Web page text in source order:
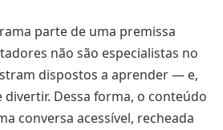
parte de uma premissa
não são especialistas no
dispostos a aprender — e,
divertir. Dessa forma, o conteúdo
conversa acessível, recheada